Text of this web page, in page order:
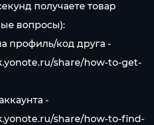
получаете товар
вопросы):
профиль/код друга -
share/how-to-get-
-
share/how-to-find-